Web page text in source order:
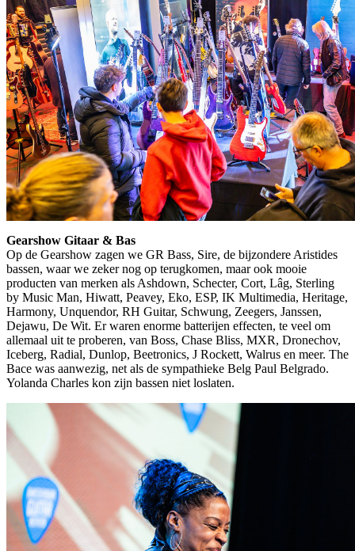
Gearshow Gitaar & Bas
Op de Gearshow zagen we GR Bass, Sire, de bijzondere Aristides
bassen, waar we zeker nog op terugkomen, maar ook mooie
producten van merken als Ashdown, Schecter, Cort, Lâg, Sterling
by Music Man, Hiwatt, Peavey, Eko, ESP, IK Multimedia, Heritage,
Harmony, Unquendor, RH Guitar, Schwung, Zeegers, Janssen,
Dejawu, De Wit. Er waren enorme batterijen effecten, te veel om
allemaal uit te proberen, van Boss, Chase Bliss, MXR, Dronechov,
Iceberg, Radial, Dunlop, Beetronics, J Rockett, Walrus en meer. The
Bace was aanwezig, net als de sympathieke Belg Paul Belgrado.
Yolanda Charles kon zijn bassen niet loslaten.